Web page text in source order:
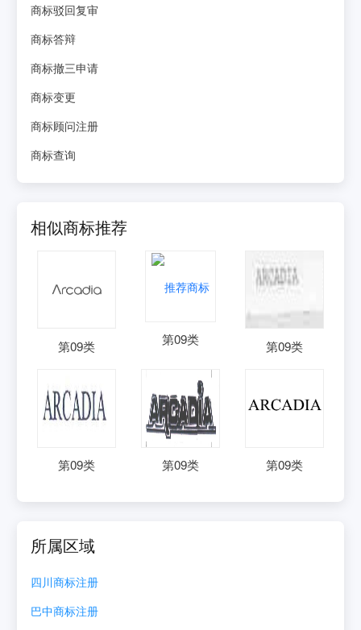
商标驳回复审
商标答辩
商标撤三申请
商标变更
商标顾问注册
商标查询
相似商标推荐
第09类 第09类 第09类
第09类 第09类 第09类
所属区域
四川商标注册
巴中商标注册